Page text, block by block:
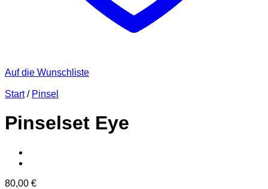
Auf die Wunschliste
Start / Pinsel
Pinselset Eye
80,00 €